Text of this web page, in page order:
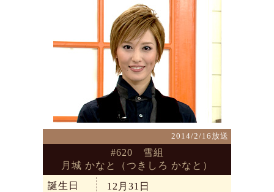
2014/2/16放送
#620 雪組
月城 かなと（つきしろ かなと）
誕生日
12月31日